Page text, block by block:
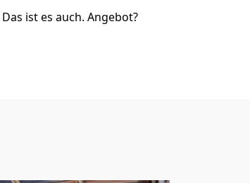
ist es auch. Angebot?